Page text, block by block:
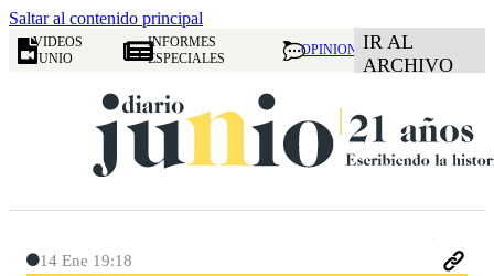
Saltar al contenido principal
VIDEOS
JUNIO
INFORMES
ESPECIALES
OPINION IR AL
ARCHIVO
14 Ene 19:18